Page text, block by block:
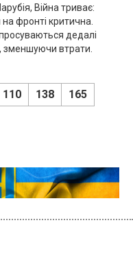
Війна триває:
на фронті критична.
дедалі
втрати.
110 138
165